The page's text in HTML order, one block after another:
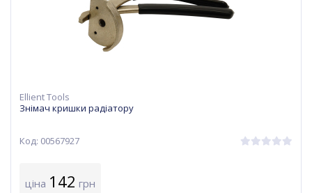
Ellient Tools
Знімач кришки радіатору
Код: 00567927
ціна 142 грн